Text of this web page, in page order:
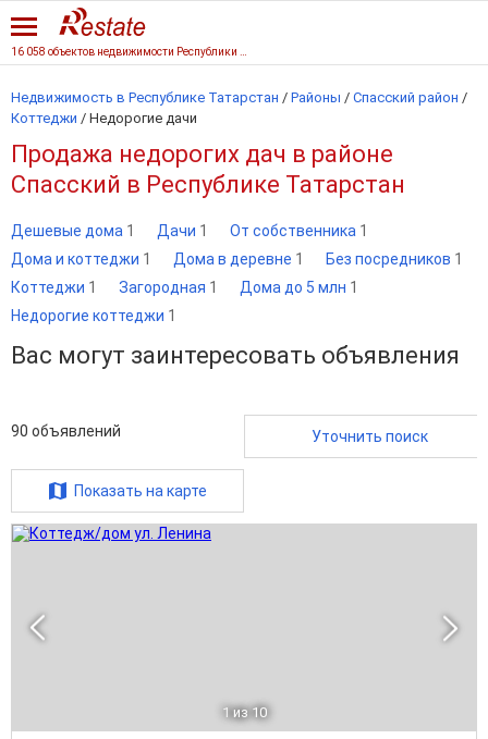
Недвижимость в Республике Татарстан / Районы / Спасский район /
Коттеджи / Недорогие дачи
Продажа недорогих дач в районе
Спасский в Республике Татарстан
Дешевые дома 1 Дачи 1 От собственника 1
Дома и коттеджи 1 Дома в деревне 1 Без посредников 1
Коттеджи 1 Загородная 1 Дома до 5 млн 1
Недорогие коттеджи 1
Вас могут заинтересовать объявления
90 объявлений Уточнить поиск
Показать на карте
1 из 10